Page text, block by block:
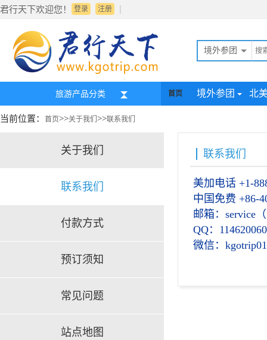
君行天下欢迎您！ 登录 |
注册
境外参团
旅游产品分类 首页 境外参团 北
当前位置： 首页>>关于我们 >>联系我们
关于我们
联系我们
付款方式
预订须知
常见问题
站点地图
联系我们
美加电话 +1-
中国免费 +86-
邮箱：service
QQ：
微信：kgotrip01